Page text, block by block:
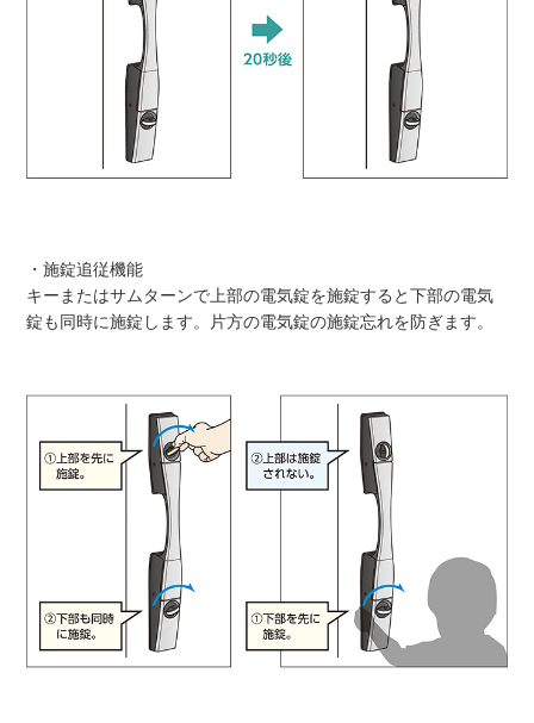
・施錠追従機能
キーまたはサムターンで上部の電気錠を施錠すると下部の電気
錠も同時に施錠します。片方の電気錠の施錠忘れを防ぎます。